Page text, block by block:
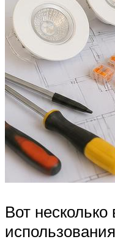
Вот несколько